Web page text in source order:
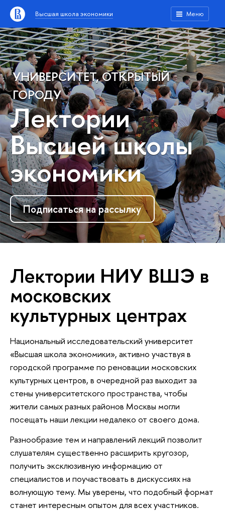
Высшая школа экономики Меню
УНИВЕРСИТЕТ, ОТКРЫТЫЙ
ГОРОДУ
Лектории
Высшей школы
экономики
Подписаться на рассылку
Лектории НИУ ВШЭ в
московских
культурных центрах
Национальный исследовательский университет
«Высшая школа экономики», активно участвуя в
городской программе по реновации московских
культурных центров, в очередной раз выходит за
стены университетского пространства, чтобы
жители самых разных районов Москвы могли
посещать наши лекции недалеко от своего дома.
Разнообразие тем и направлений лекций позволит
слушателям существенно расширить кругозор,
получить эксклюзивную информацию от
специалистов и поучаствовать в дискуссиях на
волнующую тему. Мы уверены, что подобный формат
станет интересным опытом для всех участников.